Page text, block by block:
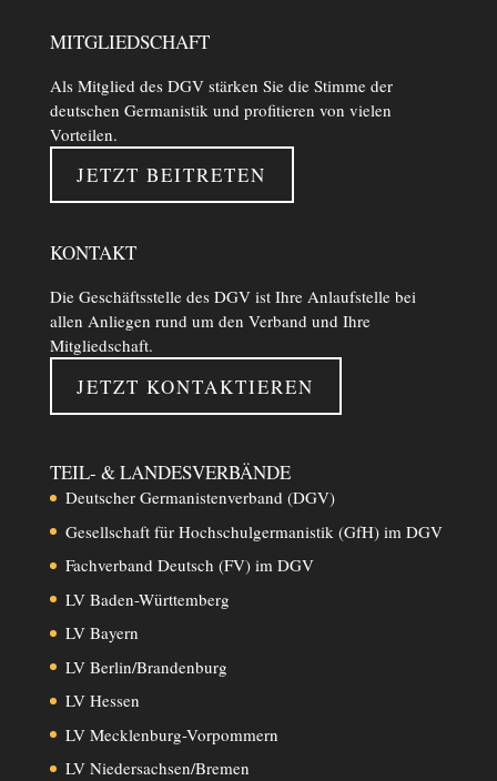
MITGLIEDSCHAFT
Als Mitglied des DGV stärken Sie die Stimme der
deutschen Germanistik und profitieren von vielen
Vorteilen.
JETZT BEITRETEN
KONTAKT
Die Geschäftsstelle des DGV ist Ihre Anlaufstelle bei
allen Anliegen rund um den Verband und Ihre
Mitgliedschaft.
JETZT KONTAKTIEREN
TEIL- & LANDESVERBÄNDE
Deutscher Germanistenverband (DGV)
Gesellschaft für Hochschulgermanistik (GfH) im DGV
Fachverband Deutsch (FV) im DGV
LV Baden-Württemberg
LV Bayern
LV Berlin/Brandenburg
LV Hessen
LV Mecklenburg-Vorpommern
LV Niedersachsen/Bremen